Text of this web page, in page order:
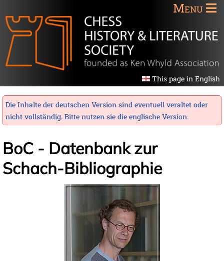
Menu
This page in English
Die Inhalte der deutschen Version sind eventuell veraltet oder
nicht vollständig. Bitte nutzen sie die englische Version.
BoC - Datenbank zur
Schach-Bibliographie